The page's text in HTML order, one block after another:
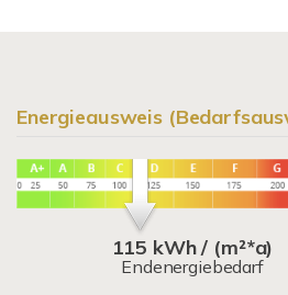
Energieausweis
115 kWh / (m²*a)
Endenergiebedarf